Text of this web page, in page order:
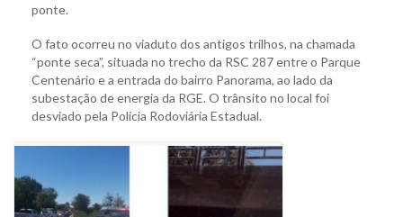
ponte.
O fato ocorreu no viaduto dos antigos trilhos, na chamada
“ponte seca”, situada no trecho da RSC 287 entre o Parque
Centenário e a entrada do bairro Panorama, ao lado da
subestação de energia da RGE. O trânsito no local foi
desviado pela Polícia Rodoviária Estadual.